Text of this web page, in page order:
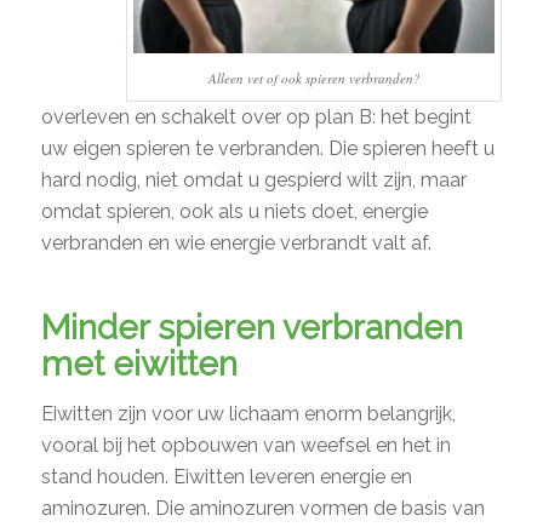
Alleen vet of ook spieren verbranden?
overleven en schakelt over op plan B: het begint
uw eigen spieren te verbranden. Die spieren heeft u
hard nodig, niet omdat u gespierd wilt zijn, maar
omdat spieren, ook als u niets doet, energie
verbranden en wie energie verbrandt valt af.
Minder spieren verbranden
met eiwitten
Eiwitten zijn voor uw lichaam enorm belangrijk,
vooral bij het opbouwen van weefsel en het in
stand houden. Eiwitten leveren energie en
aminozuren. Die aminozuren vormen de basis van